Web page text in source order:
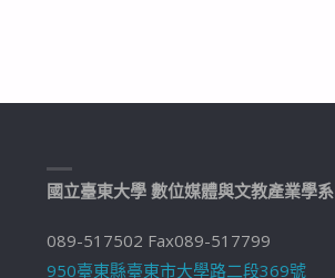
國立臺東大學 數位媒體與文教產業學系
089-517502 Fax089-517799
950臺東縣臺東市大學路二段369號